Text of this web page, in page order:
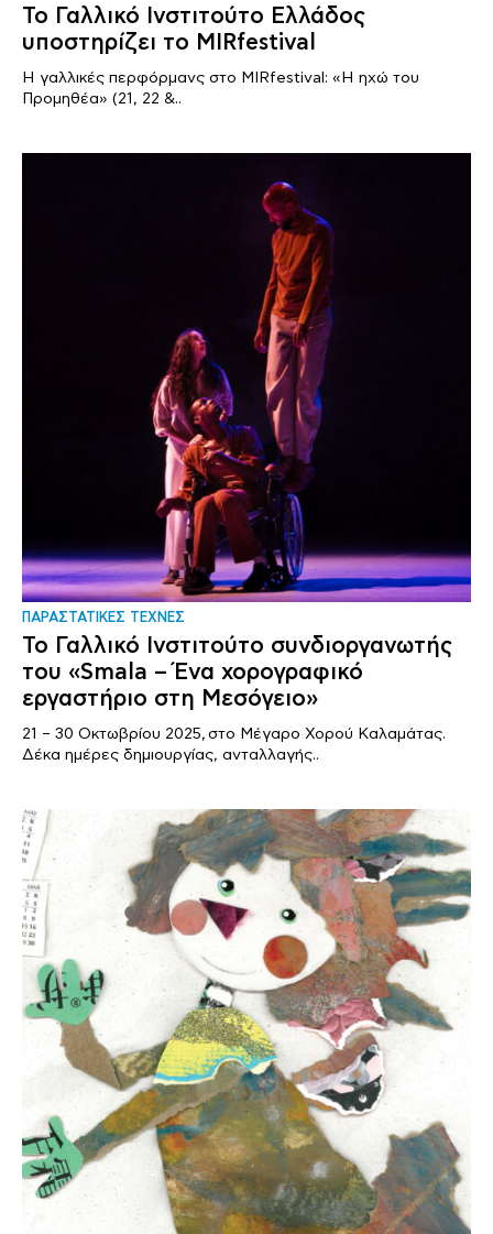
Το Γαλλικό Ινστιτούτο Ελλάδος
υποστηρίζει το MIRfestival
Η γαλλικές περφόρμανς στο MIRfestival: «Η ηχώ του
Προμηθέα» (21, 22 &..
ΠΑΡΑΣΤΑΤΙΚΕΣ ΤΕΧΝΕΣ
Το Γαλλικό Ινστιτούτο συνδιοργανωτής
του «Smala – Ένα χορογραφικό
εργαστήριο στη Μεσόγειο»
21 – 30 Οκτωβρίου 2025, στο Μέγαρο Χορού Καλαμάτας.
Δέκα ημέρες δημιουργίας, ανταλλαγής..